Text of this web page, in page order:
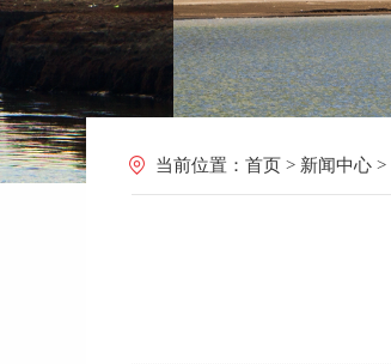
当前位置： 首页 > 新闻中心 >